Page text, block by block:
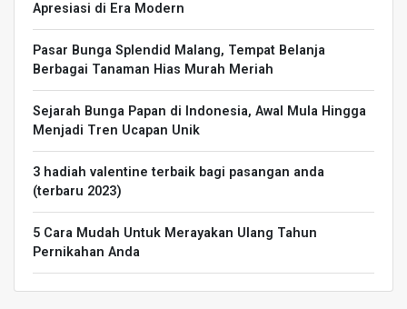
Apresiasi di Era Modern
Pasar Bunga Splendid Malang, Tempat Belanja
Berbagai Tanaman Hias Murah Meriah
Sejarah Bunga Papan di Indonesia, Awal Mula Hingga
Menjadi Tren Ucapan Unik
3 hadiah valentine terbaik bagi pasangan anda
(terbaru 2023)
5 Cara Mudah Untuk Merayakan Ulang Tahun
Pernikahan Anda